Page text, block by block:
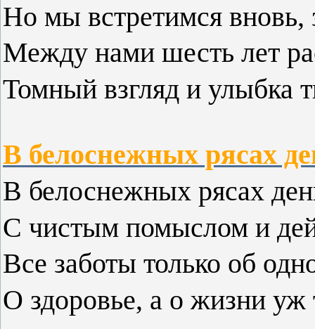
Но мы встретимся вновь,
Между нами шесть лет
Томный взгляд и улыбка
В белоснежных рясах
В белоснежных рясах
С чистым помыслом и
Все заботы только об
О здоровье, а о жизни